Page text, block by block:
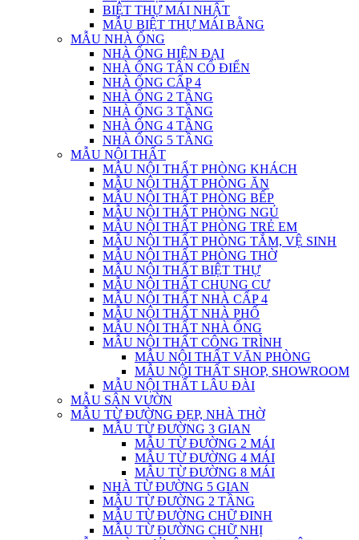
BIỆT THỰ MÁI NHẬT
MẪU BIỆT THỰ MÁI BẰNG
MẪU NHÀ ỐNG
NHÀ ỐNG HIỆN ĐẠI
NHÀ ỐNG TÂN CỔ ĐIỂN
NHÀ ỐNG CẤP 4
NHÀ ỐNG 2 TẦNG
NHÀ ỐNG 3 TẦNG
NHÀ ỐNG 4 TẦNG
NHÀ ỐNG 5 TẦNG
MẪU NỘI THẤT
MẪU NỘI THẤT PHÒNG KHÁCH
MẪU NỘI THẤT PHÒNG ĂN
MẪU NỘI THẤT PHÒNG BẾP
MẪU NỘI THẤT PHÒNG NGỦ
MẪU NỘI THẤT PHÒNG TRẺ EM
MẪU NỘI THẤT PHÒNG TẮM, VỆ SINH
MẪU NỘI THẤT PHÒNG THỜ
MẪU NỘI THẤT BIỆT THỰ
MẪU NỘI THẤT CHUNG CƯ
MẪU NỘI THẤT NHÀ CẤP 4
MẪU NỘI THẤT NHÀ PHỐ
MẪU NỘI THẤT NHÀ ỐNG
MẪU NỘI THẤT CÔNG TRÌNH
MẪU NỘI THẤT VĂN PHÒNG
MẪU NỘI THẤT SHOP, SHOWROOM
MẪU NỘI THẤT LÂU ĐÀI
MẪU SÂN VƯỜN
MẪU TỪ ĐƯỜNG ĐẸP, NHÀ THỜ
MẪU TỪ ĐƯỜNG 3 GIAN
MẪU TỪ ĐƯỜNG 2 MÁI
MẪU TỪ ĐƯỜNG 4 MÁI
MẪU TỪ ĐƯỜNG 8 MÁI
NHÀ TỪ ĐƯỜNG 5 GIAN
MẪU TỪ ĐƯỜNG 2 TẦNG
MẪU TỪ ĐƯỜNG CHỮ ĐINH
MẪU TỪ ĐƯỜNG CHỮ NHỊ